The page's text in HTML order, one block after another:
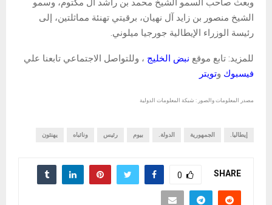
وبعث صاحب السمو الشيخ محمد بن راشد آل مكتوم، وسمو
الشيخ منصور بن زايد آل نهيان، برقيتي تهنئة مماثلتين، إلى
رئيسة الوزراء الإيطالية جورجيا ميلوني.
للمزيد: تابع موقع نبض الخليج ، وللتواصل الاجتماعي تابعنا علي
فيسبوك وتويتر
مصدر المعلومات والصور : شبكة المعلومات الدولية
إيطاليا. الجمهورية الدولة. بيوم رئيس ونائباه يهنئون
SHARE
0